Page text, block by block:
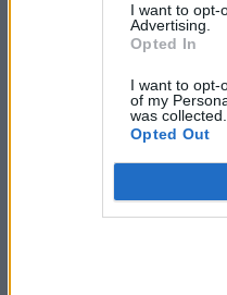
I want to opt-
Advertising.
Opted In
I want to opt-
of my
was collected.
Opted Out